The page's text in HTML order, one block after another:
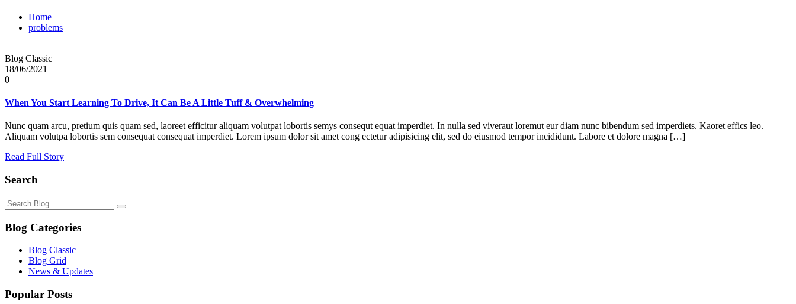
Home
problems
Blog Classic
18/06/2021
0
When You Start Learning To Drive, It Can Be A Little Tuff & Overwhelming
Nunc quam arcu, pretium quis quam sed, laoreet efficitur aliquam volutpat lobortis semys consequt equat imperdiet. In nulla sed viveraut loremut eur diam nunc bibendum sed imperdiets. Kaoret effics leo.
Aliquam volutpa lobortis sem consequat consequat imperdiet. Lorem ipsum dolor sit amet cong ectetur adipisicing elit, sed do eiusmod tempor incididunt. Labore et dolore magna […]
Read Full Story
Search
Blog Categories
Blog Classic
Blog Grid
News & Updates
Popular Posts